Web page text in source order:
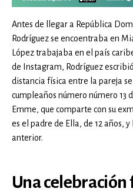
Antes de llegar a República
Rodríguez se encoentraba en
López trabajaba en el país
de Instagram, Rodríguez
distancia física entre la pareja
cumpleaños número número 13
Emme, que comparte con su
es el padre de Ella, de 12 años,
anterior.
Una